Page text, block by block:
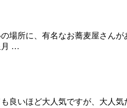
場所に、有名なお蕎麦屋さん
月 …
良いほど大人気ですが、大人